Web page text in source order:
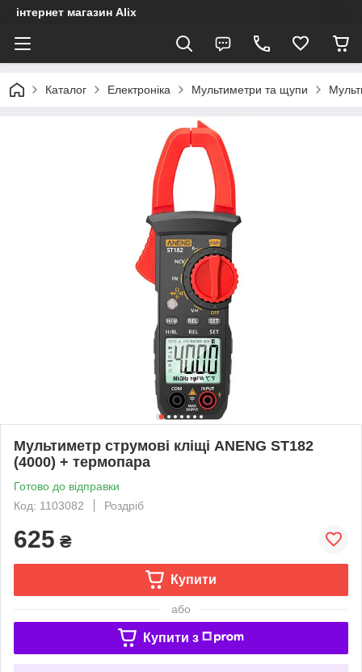
інтернет магазин Alix
Каталог Електроніка Мультиметри та щупи
Мультиметр струмові кліщі ANENG ST182
(4000) + термопара
Готово до відправки
Код: 1103082
Роздріб
625 ₴
Купити
або
Купити з